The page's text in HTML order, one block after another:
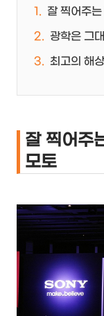
잘 찍어주
광학은 그
최고의 해
잘 찍어주
모토